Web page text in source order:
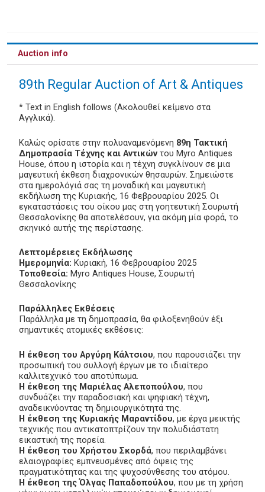
Auction info
89th Regular Auction of Art & Antiques
* Text in English follows (Ακολουθεί κείμενο στα
Αγγλικά).
Καλώς ορίσατε στην πολυαναμενόμενη 89η Τακτική
Δημοπρασία Τέχνης και Αντικών του Myro Antiques
House, όπου η ιστορία και η τέχνη συγκλίνουν σε μια
μαγευτική έκθεση διαχρονικών θησαυρών. Σημειώστε
στα ημερολόγιά σας τη μοναδική και μαγευτική
εκδήλωση της Κυριακής, 16 Φεβρουαρίου 2025. Οι
εγκαταστάσεις του οίκου μας στη γοητευτική Σουρωτή
Θεσσαλονίκης θα αποτελέσουν, για ακόμη μία φορά, το
σκηνικό αυτής της περίστασης.
Λεπτομέρειες Εκδήλωσης
Ημερομηνία: Κυριακή, 16 Φεβρουαρίου 2025
Τοποθεσία: Myro Antiques House, Σουρωτή
Θεσσαλονίκης
Παράλληλες Εκθέσεις
Παράλληλα με τη δημοπρασία, θα φιλοξενηθούν έξι
σημαντικές ατομικές εκθέσεις:
Η έκθεση του Αργύρη Κάλτσιου, που παρουσιάζει την
προσωπική του συλλογή έργων με το ιδιαίτερο
καλλιτεχνικό του αποτύπωμα.
Η έκθεση της Μαριέλας Αλεποπούλου, που
συνδυάζει την παραδοσιακή και ψηφιακή τέχνη,
αναδεικνύοντας τη δημιουργικότητά της.
Η έκθεση της Κυριακής Μαραντίδου, με έργα μεικτής
τεχνικής που αντικατοπτρίζουν την πολυδιάστατη
εικαστική της πορεία.
Η έκθεση του Χρήστου Σκορδά, που περιλαμβάνει
ελαιογραφίες εμπνευσμένες από όψεις της
πραγματικότητας και της ψυχοσύνθεσης του ατόμου.
Η έκθεση της Όλγας Παπαδοπούλου, που με τη χρήση